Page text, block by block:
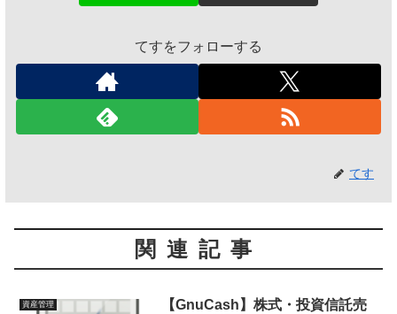
てすをフォローする
てす
関連記事
資産管理
【GnuCash】株式・投資信託売